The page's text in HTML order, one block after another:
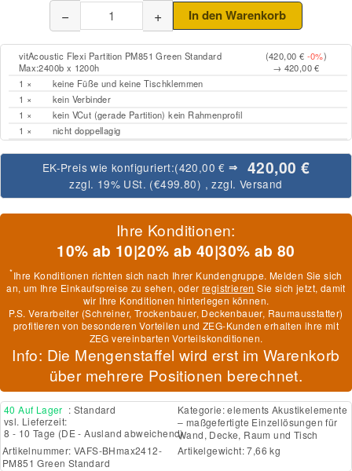
vitAcoustic Flexi Partition PM851 Green Standard
Max:2400b x 1200h
(420,00 € -0%)
→ 420,00 €
1 ×
keine Füße und keine Tischklemmen
1 ×
kein Verbinder
1 ×
kein VCut (gerade Partition) kein Rahmenprofil
1 ×
nicht doppellagig
EK-Preis wie konfiguriert:(420,00 € ⇒ 420,00 €
zzgl. 19% USt. (€499.80) , zzgl. Versand
− + In den Warenkorb
Ihre Konditionen:
10% ab 10|20% ab 40|30% ab 80
*Ihre Konditionen richten sich nach Ihrer Kundengruppe. Melden Sie sich
an, um Ihre Einkaufspreise zu sehen, oderregistrieren Sie sich jetzt, damit
wir Ihre Konditionen hinterlegen können.
P.S. Verarbeiter (Schreiner, Trockenbauer, Deckenbauer, Raumausstatter)
profitieren von besonderen Vorteilen und ZEG-Kunden erhalten ihre mit
ZEG vereinbarten Vorteilskonditionen.
Info: Die Mengenstaffel wird erst im Warenkorb
über mehrere Positionen berechnet.
40 Auf Lager : Standard
vsl. Lieferzeit:
8 - 10 Tage (DE - Ausland abweichend)
Kategorie:elements Akustikelemente
– maßgefertigte Einzellösungen für
Wand, Decke, Raum und Tisch
Artikelnummer: VAFS-BHmax2412-
PM851 Green Standard
Artikelgewicht: 7,66 kg